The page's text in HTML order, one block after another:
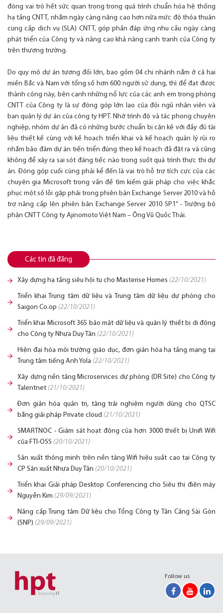
đóng vai trò hết sức quan trọng trong quá trình chuẩn hóa hệ thống
hạ tầng CNTT, nhằm ngày càng nâng cao hơn nữa mức độ thỏa thuận
cung cấp dịch vụ (SLA) CNTT, góp phần đáp ứng nhu cầu ngày càng
phát triển của Công ty và nâng cao khả năng cạnh tranh của Công ty
trên thương trường.
Do quy mô dự án tương đối lớn, bao gồm 04 chi nhánh nằm ở cả hai
miền Bắc và Nam với tổng số hơn 600 người sử dụng, thì để đạt được
thành công này, bên cạnh những nổ lực của các anh em trong phòng
CNTT của Công ty là sự đóng góp lớn lao của đội ngũ nhân viên và
ban quản lý dự án của công ty HPT. Nhờ trình độ và tác phong chuyên
nghiệp, nhóm dự án đã có những bước chuẩn bị cặn kẽ với đầy đủ tài
liệu thiết kế cùng với kế hoạch triển khai và kế hoạch quản lý rủi ro
nhằm bảo đảm dự án tiến triển đúng theo kế hoạch đã đặt ra và cũng
không để xảy ra sai sót đáng tiếc nào trong suốt quá trình thực thi dự
án. Đóng góp cuối cùng phải kể đến là vai trò hỗ trợ tích cực của các
chuyên gia Microsoft trong vấn đề tìm kiếm giải pháp cho việc khắc
phục một số lỗi gặp phải trong phiên bản Exchange Server 2010 và hỗ
trợ nâng cấp lên phiên bản Exchange Server 2010 SP1” - Trưởng bộ
phận CNTT Công ty Ajinomoto Việt Nam – Ông Vũ Quốc Thái.
Các tin đã đăng
Xây dựng hạ tầng siêu hội tụ cho Masterise Homes (22/10/2021)
Triển khai Trung tâm dữ liệu và Trung tâm dữ liệu dự phòng cho
Saigon Co.op (22/10/2021)
Triển khai Microsoft 365 bảo mật dữ liệu và quản lý thiết bị di động
cho Công ty Nhựa Duy Tân (22/10/2021)
Hiện đại hóa môi trường giáo dục, đơn giản hóa hạ tầng mạng tại
Trung tâm tiếng Anh Yola (22/10/2021)
Xây dựng nền tảng Microservices dự phòng (DR Site) cho Công ty
Talentnet (21/10/2021)
Đơn giản hóa quản trị, tăng trải nghiệm người dùng cho QTSC
bằng giải pháp Private cloud (21/10/2021)
SMARTNOC - Giám sát hoạt động của hơn 3000 thiết bị Unifi Wifi
của FTI-OSS (20/10/2021)
Sản xuất thông minh trên nền tảng Wifi hiệu suất cao tại Công ty
CP Sản xuất Nhựa Duy Tân (20/10/2021)
Triển khai Giải pháp Desktop Conferencing cho Siêu thị điện máy
Nguyễn Kim (29/09/2021)
Nâng cấp Trung tâm Dữ liệu cho Tổng Công ty Tân Cảng Sài Gòn
(SNP) (29/09/2021)
Follow us